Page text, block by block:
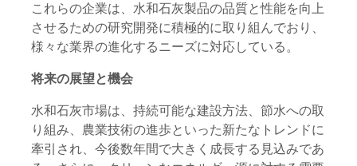
これらの企業は、水和石灰製品の品質と性能を向上
させるための研究開発に積極的に取り組んでおり、
様々な業界の進化するニーズに対応している。
将来の展望と機会
水和石灰市場は、持続可能な建設方法、節水への取
り組み、農業技術の進歩といった新たなトレンドに
牽引され、今後数年間で大きく成長する見込みであ